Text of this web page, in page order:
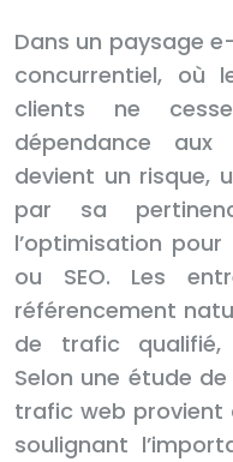
Dans un paysage
concurrentiel, où
clients ne
dépendance aux
devient un risque,
par sa
l’optimisation
ou SEO. Les
référencement
de trafic qualifié,
Selon une étude
trafic web provient
soulignant